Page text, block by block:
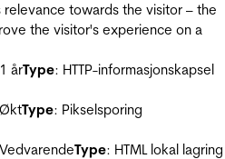
towards the visitor – the
the visitor's experience on a
årType: HTTP-informasjonskapsel
Type: Pikselsporing
Type: HTML lokal lagring